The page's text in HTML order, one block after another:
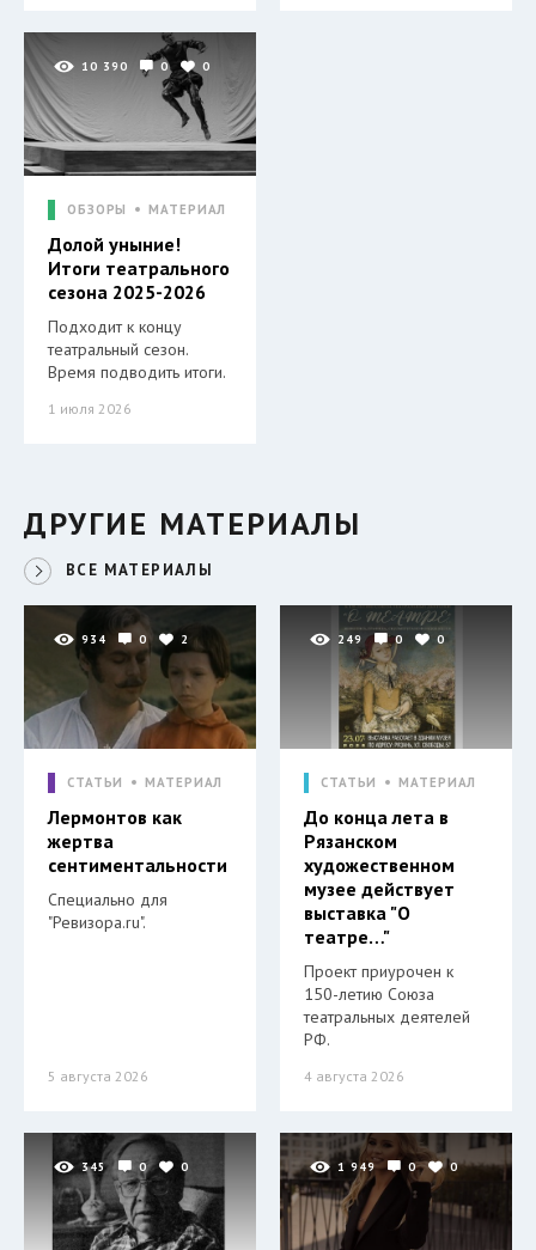
10 390 0 0
ОБЗОРЫ МАТЕРИАЛ
Долой уныние!
Итоги театрального
сезона 2025-2026
Подходит к концу
театральный сезон.
Время подводить итоги.
1 июля 2026
ДРУГИЕ МАТЕРИАЛЫ
ВСЕ МАТЕРИАЛЫ
934 0 2
СТАТЬИ МАТЕРИАЛ
Лермонтов как
жертва
сентиментальности
Специально для
"Ревизора.ru".
5 августа 2026
249 0 0
СТАТЬИ МАТЕРИАЛ
До конца лета в
Рязанском
художественном
музее действует
выставка "О
театре…"
Проект приурочен к
150-летию Союза
театральных деятелей
РФ.
4 августа 2026
345 0 0 1 949 0 0